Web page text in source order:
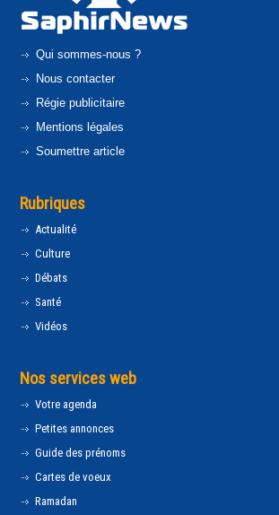
Qui sommes-nous ?
Nous contacter
Régie publicitaire
Mentions légales
Soumettre article
Rubriques
Actualité
Culture
Débats
Santé
Vidéos
Nos services web
Votre agenda
Petites annonces
Guide des prénoms
Cartes de voeux
Ramadan